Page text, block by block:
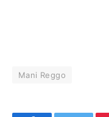
Mani Reggo